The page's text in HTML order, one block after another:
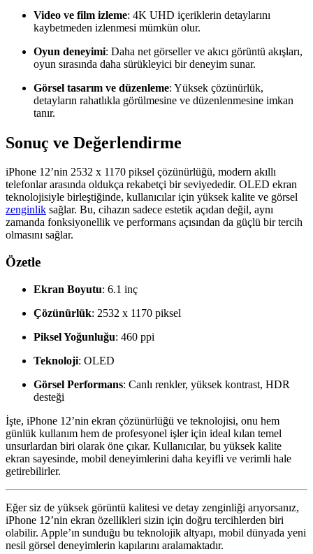
Video ve film izleme: 4K UHD içeriklerin detaylarını
kaybetmeden izlenmesi mümkün olur.
Oyun deneyimi: Daha net görseller ve akıcı görüntü akışları,
oyun sırasında daha sürükleyici bir deneyim sunar.
Görsel tasarım ve düzenleme: Yüksek çözünürlük,
detayların rahatlıkla görülmesine ve düzenlenmesine imkan
tanır.
Sonuç ve Değerlendirme
iPhone 12’nin 2532 x 1170 piksel çözünürlüğü, modern akıllı
telefonlar arasında oldukça rekabetçi bir seviyededir. OLED ekran
teknolojisiyle birleştiğinde, kullanıcılar için yüksek kalite ve görsel
zenginlik sağlar. Bu, cihazın sadece estetik açıdan değil, aynı
zamanda fonksiyonellik ve performans açısından da güçlü bir tercih
olmasını sağlar.
Özetle
Ekran Boyutu: 6.1 inç
Çözünürlük: 2532 x 1170 piksel
Piksel Yoğunluğu: 460 ppi
Teknoloji: OLED
Görsel Performans: Canlı renkler, yüksek kontrast, HDR
desteği
İşte, iPhone 12’nin ekran çözünürlüğü ve teknolojisi, onu hem
günlük kullanım hem de profesyonel işler için ideal kılan temel
unsurlardan biri olarak öne çıkar. Kullanıcılar, bu yüksek kalite
ekran sayesinde, mobil deneyimlerini daha keyifli ve verimli hale
getirebilirler.
Eğer siz de yüksek görüntü kalitesi ve detay zenginliği arıyorsanız,
iPhone 12’nin ekran özellikleri sizin için doğru tercihlerden biri
olabilir. Apple’ın sunduğu bu teknolojik altyapı, mobil dünyada yeni
nesil görsel deneyimlerin kapılarını aralamaktadır.